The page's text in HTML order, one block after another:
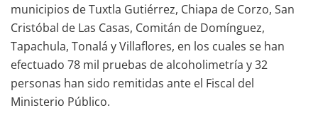
municipios de Tuxtla Gutiérrez, Chiapa de Corzo, San
Cristóbal de Las Casas, Comitán de Domínguez,
Tapachula, Tonalá y Villaflores, en los cuales se han
efectuado 78 mil pruebas de alcoholimetría y 32
personas han sido remitidas ante el Fiscal del
Ministerio Público.